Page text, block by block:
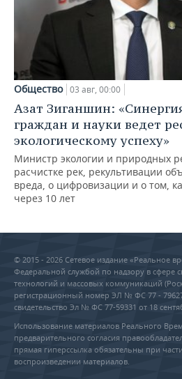
Общество 03 авг, 00:00
Азат Зиганшин:
граждан и науки ведет
экологическому успеху»
Министр экологии и природных
расчистке рек, рекультивации
вреда, о цифровизации и о том,
через 10 лет
© 2015 - 2026 Сетевое издание «Реальное
Федеральной службой по надзору в сфере
технологий и массовых коммуникаций
регистрационный номер ЭЛ № ФС 77 - 79627
свидетельство Эл № ФС 77-59331 от 18
Использование материалов Реального
предварительного согласия
прямая гиперссылка обязательны при
воспроизведении материалов.